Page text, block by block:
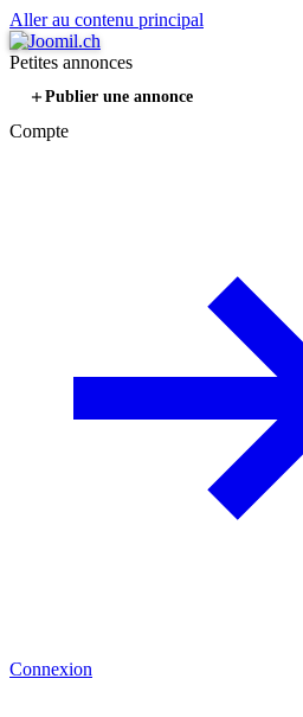
Aller au contenu principal
Petites annonces
Publier une annonce
Compte
Connexion